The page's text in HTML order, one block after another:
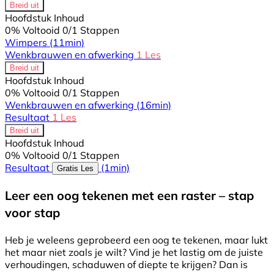
Breid uit
Hoofdstuk Inhoud
0% Voltooid 0/1 Stappen
Wimpers (11min)
Wenkbrauwen en afwerking 1 Les
Breid uit
Hoofdstuk Inhoud
0% Voltooid 0/1 Stappen
Wenkbrauwen en afwerking (16min)
Resultaat 1 Les
Breid uit
Hoofdstuk Inhoud
0% Voltooid 0/1 Stappen
Resultaat
Gratis Les (1min)
Leer een oog tekenen met een raster – stap
voor stap
Heb je weleens geprobeerd een oog te tekenen, maar lukt
het maar niet zoals je wilt? Vind je het lastig om de juiste
verhoudingen, schaduwen of diepte te krijgen? Dan is